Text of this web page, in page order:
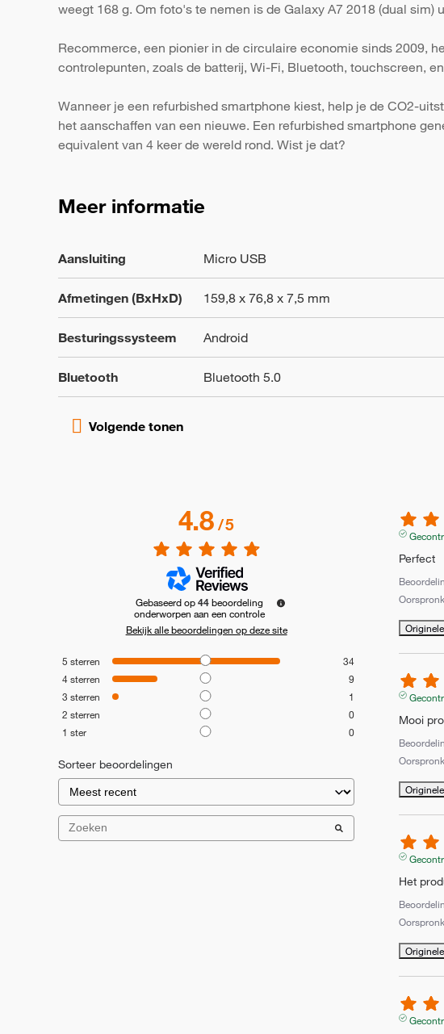
weegt 168 g. Om foto's te nemen is de Galaxy A7 2018 (dual
Recommerce, een pionier in de circulaire economie sinds 2009,
controlepunten, zoals de batterij, Wi-Fi, Bluetooth, touchscreen,
Wanneer je een refurbished smartphone kiest, help je de CO2-
het aanschaffen van een nieuwe. Een refurbished smartphone
equivalent van 4 keer de wereld rond. Wist je dat?
Meer informatie
Aansluiting Micro USB
Afmetingen (BxHxD) 159,8 x 76,8 x 7,5 mm
Besturingssysteem Android
Bluetooth Bluetooth 5.0
4.8/5
Gebaseerd op44 beoordeling
onderworpen aan een controle
Bekijk alle beoordelingen op deze site
5 sterren
34
4sterren
9
3 sterren
1
2 sterren
0
1 ster 0
Sorteer beoordelingen
Perfect
Mooi
Het